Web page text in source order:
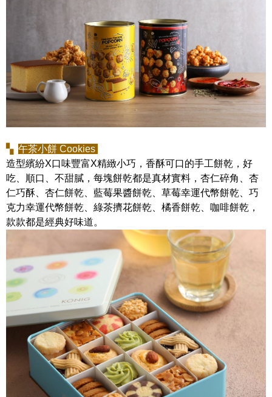
▚ 午茶小餅 Cookies
造型繽紛X口味豐富X精緻小巧，香酥可口的手工餅乾，好
吃、順口、不甜膩，每塊餅乾都是真材實料，杏仁碎角、杏
仁巧酥、杏仁餅乾、藍莓果醬餅乾、草莓幸運代幣餅乾、巧
克力幸運代幣餅乾、綠茶擠花餅乾、橘香餅乾、咖啡餅乾，
款款都是經典好味道。